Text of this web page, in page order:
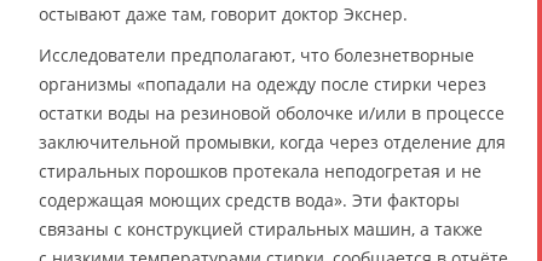
остывают даже там, говорит доктор Экснер.
Исследователи предполагают, что болезнетворные
организмы «попадали на одежду после стирки через
остатки воды на резиновой оболочке и/или в процессе
заключительной промывки, когда через отделение для
стиральных порошков протекала неподогретая и не
содержащая моющих средств вода». Эти факторы
связаны с конструкцией стиральных машин, а также